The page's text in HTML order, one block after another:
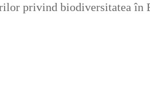
privind biodiversitatea în